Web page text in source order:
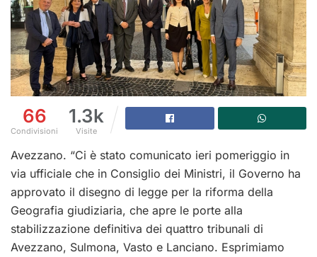
66
Condivisioni
1.3k
Visite
Avezzano. “Ci è stato comunicato ieri pomeriggio in
via ufficiale che in Consiglio dei Ministri, il Governo ha
approvato il disegno di legge per la riforma della
Geografia giudiziaria, che apre le porte alla
stabilizzazione definitiva dei quattro tribunali di
Avezzano, Sulmona, Vasto e Lanciano. Esprimiamo